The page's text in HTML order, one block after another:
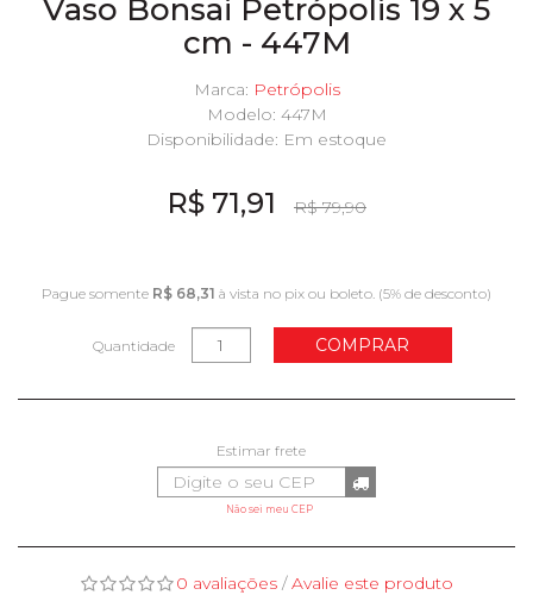
Vaso Bonsai Petrópolis 19 x 5
cm - 447M
Marca: Petrópolis
Modelo: 447M
Disponibilidade: Em estoque
R$ 79,90
R$ 71,91
Pague somente R$ 68,31 à vista no pix ou boleto. (5% de desconto)
Quantidade COMPRAR
Não sei meu CEP
0 avaliações/Avalie este produto